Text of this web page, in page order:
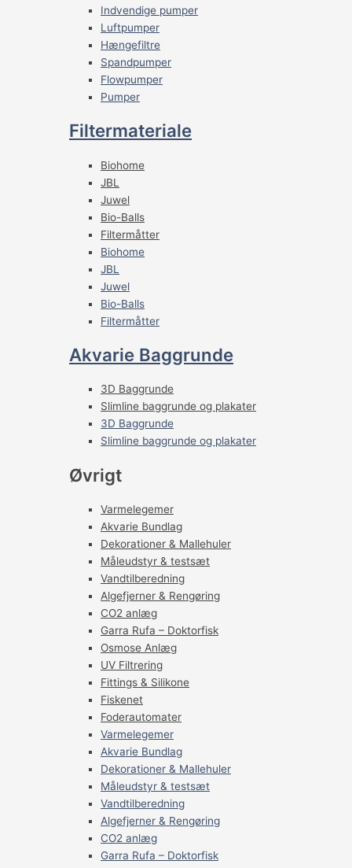
Indvendige pumper
Luftpumper
Hængefiltre
Spandpumper
Flowpumper
Pumper
Filtermateriale
Biohome
JBL
Juwel
Bio-Balls
Filtermåtter
Biohome
JBL
Juwel
Bio-Balls
Filtermåtter
Akvarie Baggrunde
3D Baggrunde
Slimline baggrunde og plakater
3D Baggrunde
Slimline baggrunde og plakater
Øvrigt
Varmelegemer
Akvarie Bundlag
Dekorationer & Mallehuler
Måleudstyr & testsæt
Vandtilberedning
Algefjerner & Rengøring
CO2 anlæg
Garra Rufa – Doktorfisk
Osmose Anlæg
UV Filtrering
Fittings & Silikone
Fiskenet
Foderautomater
Varmelegemer
Akvarie Bundlag
Dekorationer & Mallehuler
Måleudstyr & testsæt
Vandtilberedning
Algefjerner & Rengøring
CO2 anlæg
Garra Rufa – Doktorfisk